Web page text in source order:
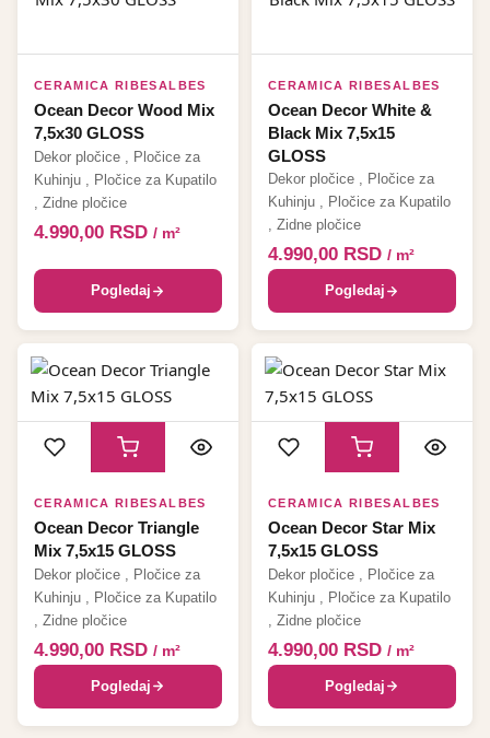
CERAMICA RIBESALBES
Ocean Decor Wood Mix
7,5x30 GLOSS
Dekor pločice
Pločice za
Kuhinju
Pločice za Kupatilo
Zidne pločice
4.990,00 RSD / m²
Pogledaj
CERAMICA RIBESALBES
Ocean Decor White &
Black Mix 7,5x15
GLOSS
Dekor pločice , Pločice za
Kuhinju , Pločice za Kupatilo
, Zidne pločice
4.990,00 RSD / m²
Pogledaj
CERAMICA RIBESALBES
Ocean Decor Triangle
Mix 7,5x15 GLOSS
Dekor pločice
Pločice za
Kuhinju
Pločice za Kupatilo
Zidne pločice
4.990,00 RSD / m²
Pogledaj
CERAMICA RIBESALBES
Ocean Decor Star Mix
7,5x15 GLOSS
Dekor pločice
Pločice za
Kuhinju
Pločice za Kupatilo
Zidne pločice
4.990,00 RSD / m²
Pogledaj